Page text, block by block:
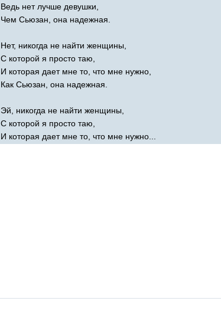
Ведь нет лучше девушки,
Чем Сьюзан, она надежная.
Нет, никогда не найти женщины,
С которой я просто таю,
И которая дает мне то, что мне нужно,
Как Сьюзан, она надежная.
Эй, никогда не найти женщины,
С которой я просто таю,
И которая дает мне то, что мне нужно...